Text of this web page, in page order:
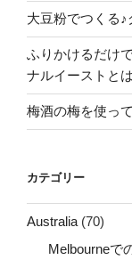
大豆粉でつくる
ふりかけるだけ
ナルイーストと
梅酒の梅を使っ
カテゴリー
Australia (70)
Melbourneで